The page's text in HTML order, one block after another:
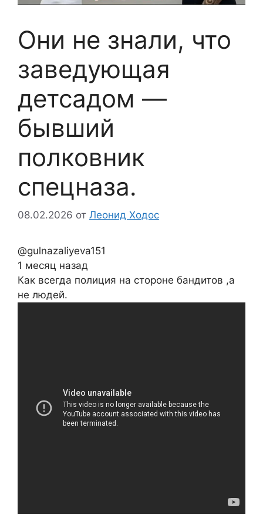
Они не знали, что
заведующая
детсадом —
бывший
полковник
спецназа.
08.02.2026 от Леонид Ходос
@gulnazaliyeva151
1 месяц назад
Как всегда полиция на стороне бандитов ,а
не людей.